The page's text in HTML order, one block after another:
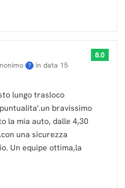
? in data 15
8.0
lungo trasloco
bravissimo
la mia auto, dalle 4,30
una sicurezza
Un equipe ottima,la